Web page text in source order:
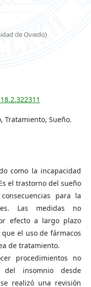
de Oviedo)
Tratamiento, Sueño.
como la incapacidad
el trastorno del sueño
para la
Las medidas no
efecto a largo plazo
el uso de fármacos
de tratamiento.
procedimientos no
del insomnio desde
realizó una revisión